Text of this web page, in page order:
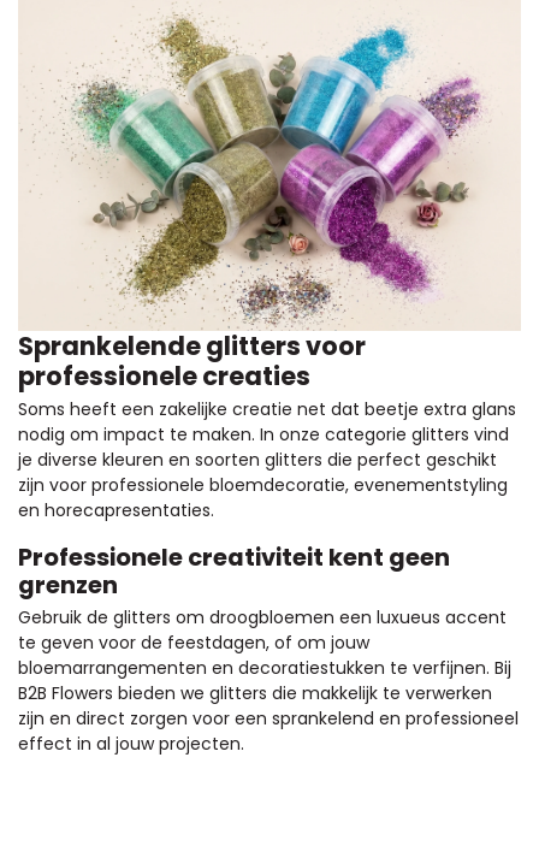
Sprankelende glitters voor
professionele creaties
Soms heeft een zakelijke creatie net dat beetje extra glans
nodig om impact te maken. In onze categorie glitters vind
je diverse kleuren en soorten glitters die perfect geschikt
zijn voor professionele bloemdecoratie, evenementstyling
en horecapresentaties.
Professionele creativiteit kent geen
grenzen
Gebruik de glitters om droogbloemen een luxueus accent
te geven voor de feestdagen, of om jouw
bloemarrangementen en decoratiestukken te verfijnen. Bij
B2B Flowers bieden we glitters die makkelijk te verwerken
zijn en direct zorgen voor een sprankelend en professioneel
effect in al jouw projecten.